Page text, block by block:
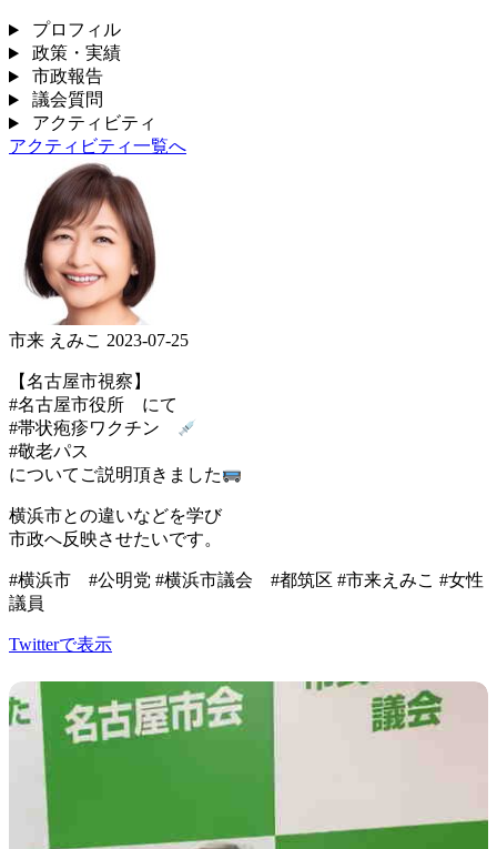
プロフィル
政策・実績
市政報告
議会質問
アクティビティ
アクティビティ一覧へ
市来 えみこ 2023-07-25
【名古屋市視察】
#名古屋市役所 にて
#帯状疱疹ワクチン
#敬老パス
についてご説明頂きました
横浜市との違いなどを学び
市政へ反映させたいです。
#横浜市 #公明党 #横浜市議会 #都筑区 #市来えみこ #女性
議員
Twitterで表示